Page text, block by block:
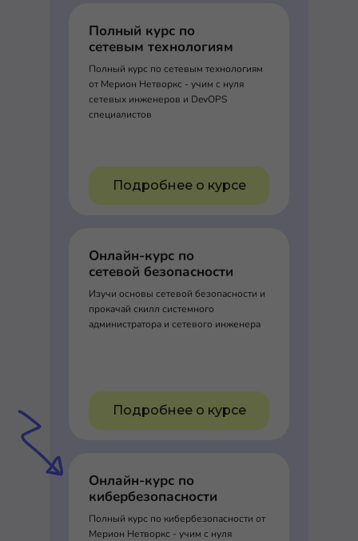
Полный курс по
сетевым технологиям
Полный курс по сетевым технологиям
от Мерион Нетворкс - учим с нуля
сетевых инженеров и DevOPS
специалистов
Подробнее о курсе
Онлайн-курс по
сетевой безопасности
Изучи основы сетевой безопасности и
прокачай скилл системного
администратора и сетевого инженера
Подробнее о курсе
Онлайн-курс по
кибербезопасности
Полный курс по кибербезопасности от
Мерион Нетворкс - учим с нуля